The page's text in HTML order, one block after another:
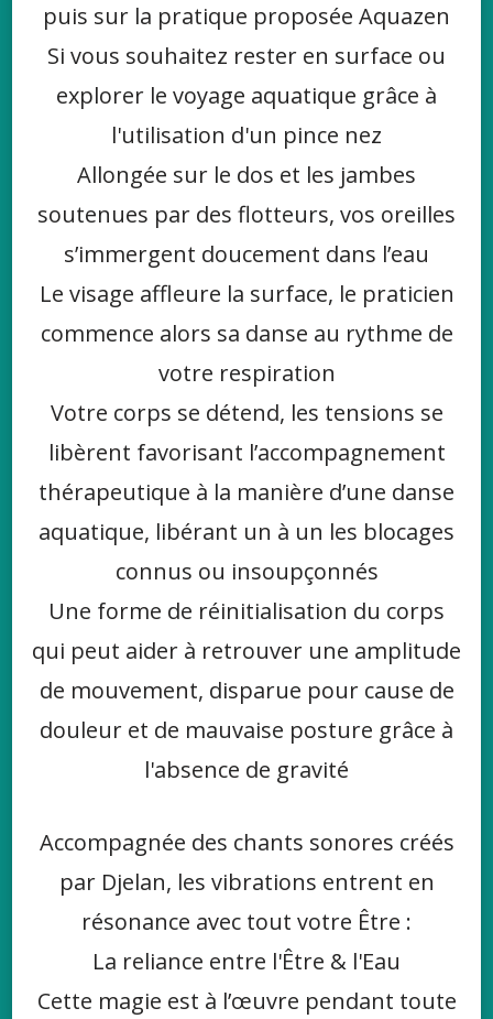
puis sur la pratique proposée Aquazen
Si vous souhaitez rester en surface ou
explorer le voyage aquatique grâce à
l'utilisation d'un pince nez
Allongée sur le dos et les jambes
soutenues par des flotteurs, vos oreilles
s’immergent doucement dans l’eau
Le visage affleure la surface, le praticien
commence alors sa danse au rythme de
votre respiration
Votre corps se détend, les tensions se
libèrent favorisant l’accompagnement
thérapeutique à la manière d’une danse
aquatique, libérant un à un les blocages
connus ou insoupçonnés
Une forme de réinitialisation du corps
qui peut aider à retrouver une amplitude
de mouvement, disparue pour cause de
douleur et de mauvaise posture grâce à
l'absence de gravité
Accompagnée des chants sonores créés
par Djelan, les vibrations entrent en
résonance avec tout votre Être :
La reliance entre l'Être & l'Eau
Cette magie est à l’œuvre pendant toute